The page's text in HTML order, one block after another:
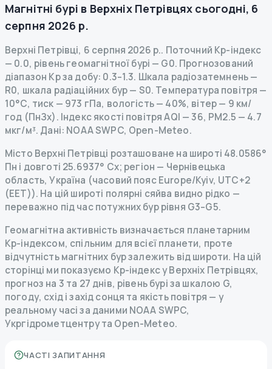
Магнітні бурі в Верхніх Петрівцях сьогодні, 6
серпня 2026 р.
Верхні Петрівці, 6 серпня 2026 р.. Поточний Kp-індекс
— 0.0, рівень геомагнітної бурі — G0. Прогнозований
діапазон Kp за добу: 0.3–1.3. Шкала радіозатемнень—
R0, шкала радіаційних бур— S0. Температура повітря —
10°C, тиск — 973 гПа, вологість — 40%, вітер — 9 км/
год (ПнЗх). Індекс якості повітря AQI — 36, PM2.5 — 4.7
мкг/м³. Дані: NOAA SWPC, Open-Meteo.
Місто Верхні Петрівці розташоване на широті 48.0586°
Пн і довготі 25.6937° Сх; регіон — Чернівецька
область, Україна (часовий пояс Europe/Kyiv, UTC+2
(EET)). На цій широті полярні сяйва видно рідко —
переважно під час потужних бур рівня G3–G5.
Геомагнітна активність визначається планетарним
Kp-індексом, спільним для всієї планети, проте
відчутність магнітних бур залежить від широти. На цій
сторінці ми показуємо Kp-індекс у Верхніх Петрівцях,
прогноз на 3 та 27 днів, рівень бурі за шкалою G,
погоду, схід і захід сонця та якість повітря — у
реальному часі за даними NOAA SWPC,
Укргідрометцентру та Open-Meteo.
ЧАСТІ ЗАПИТАННЯ